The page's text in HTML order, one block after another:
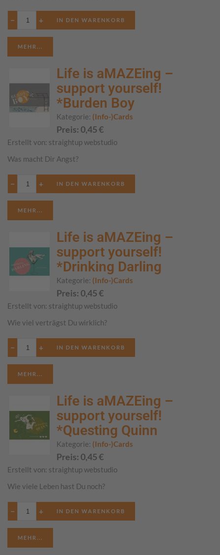
− +
MEHR...
Life is aMAZEing –
support yourself!
*Burden Boy
Kategorie: (Info-)Cards
Preis: 0,45€
Erstellt von: straightup webstudio
Was macht Dir Angst?
− +
MEHR...
Life is aMAZEing –
support yourself!
*Drinking Darling
Kategorie: (Info-)Cards
Preis: 0,45€
Erstellt von: straightup webstudio
Wie viel verträgst Du wirklich?
− +
MEHR...
Life is aMAZEing –
support yourself!
*Questing Quinn
Kategorie: (Info-)Cards
Preis: 0,45€
Erstellt von: straightup webstudio
Wie viele Leben hast Du noch?
− +
MEHR...